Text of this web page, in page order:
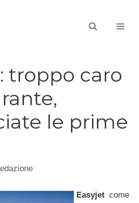
troppo caro
le prime
Easyjet come